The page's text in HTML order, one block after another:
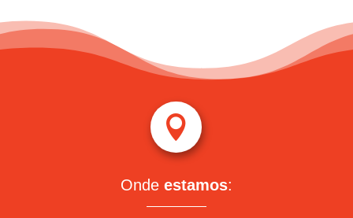

Onde estamos: